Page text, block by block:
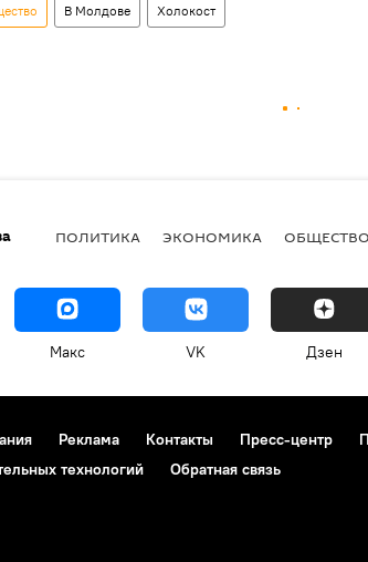
В Молдове Холокост
ПОЛИТИКА ЭКОНОМИКА ОБЩЕСТВО
Макс VK Дзен
Реклама Контакты Пресс-центр
технологий
Обратная связь